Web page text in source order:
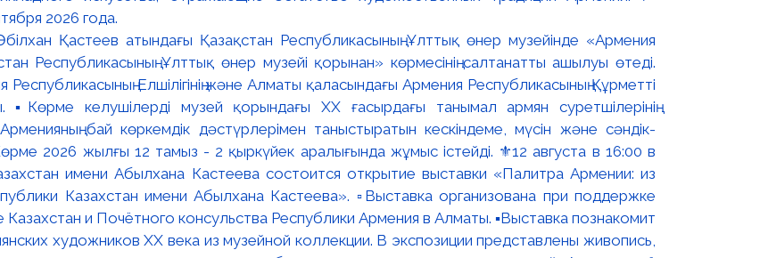
Қастеев атындағы Қазақстан Республикасының Ұлттық өнер музейінде «Армения
Республикасының Ұлттық өнер музейі қорынан» көрмесінің салтанатты ашылуы өтеді.
Елшілігінің және Алматы қаласындағы Армения Республикасының Құрметті
▪️Көрме келушілерді музей қорындағы ХХ ғасырдағы танымал армян суретшілерінің
бай көркемдік дәстүрлерімен таныстыратын кескіндеме, мүсін және сәндік-
2026 жылғы 12 тамыз - 2 қыркүйек аралығында жұмыс істейді. ⚜️12 августа в 16:00 в
имени Абылхана Кастеева состоится открытие выставки «Палитра Армении: из
Казахстан имени Абылхана Кастеева». ▫️Выставка организована при поддержке
и Почётного консульства Республики Армения в Алматы. ▪️Выставка познакомит
художников XX века из музейной коллекции. В экспозиции представлены живопись,